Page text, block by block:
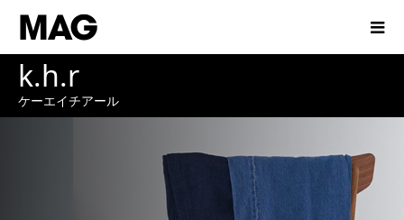
k.h.r
ケーエイチアール